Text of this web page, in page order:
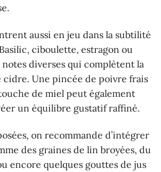
aussi en jeu dans la subtilité
ciboulette, estragon ou
diverses qui complètent la
cidre. Une pincée de poivre frais
de miel peut également
un équilibre gustatif raffiné.
on recommande d’intégrer
des graines de lin broyées, du
encore quelques gouttes de jus